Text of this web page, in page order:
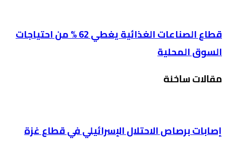
قطاع الصناعات الغذائية يغطي 62 % من احتياجات
السوق المحلية
مقالات ساخنة
إصابات برصاص الاحتلال الإسرائيلي في قطاع غزة